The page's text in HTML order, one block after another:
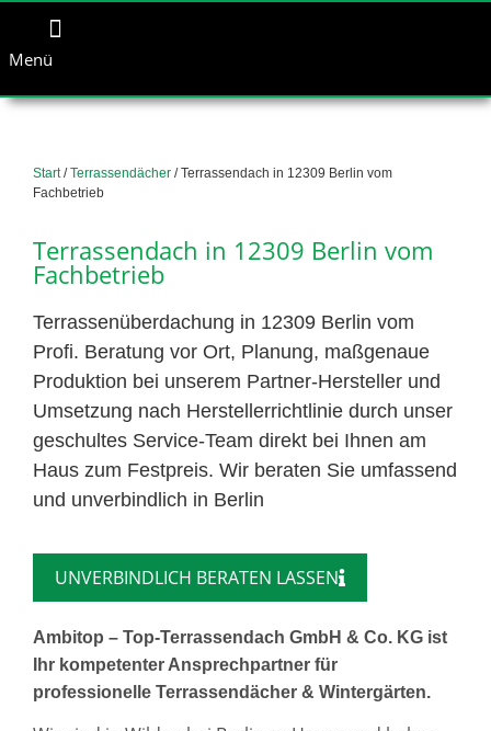
Menü
Start/Terrassendächer / Terrassendach in 12309 Berlin vom
Fachbetrieb
Terrassendach in 12309 Berlin vom
Fachbetrieb
Terrassenüberdachung in 12309 Berlin vom
Profi. Beratung vor Ort, Planung, maßgenaue
Produktion bei unserem Partner-Hersteller und
Umsetzung nach Herstellerrichtlinie durch unser
geschultes Service-Team direkt bei Ihnen am
Haus zum Festpreis. Wir beraten Sie umfassend
und unverbindlich in Berlin
UNVERBINDLICH BERATEN LASSEN
Ambitop – Top-Terrassendach GmbH & Co. KG ist
Ihr kompetenter Ansprechpartner für
professionelle Terrassendächer & Wintergärten.